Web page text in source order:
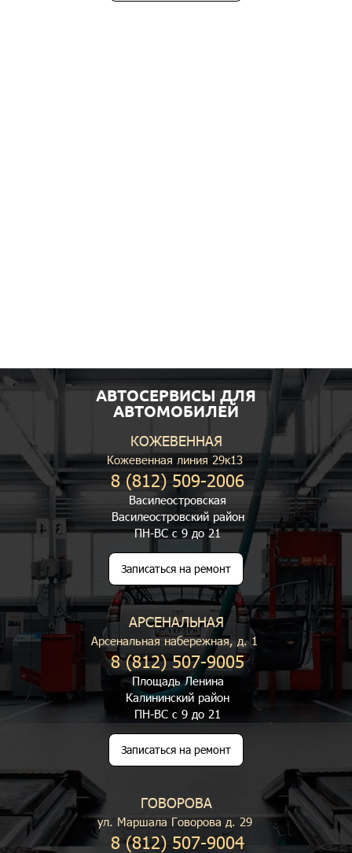
АВТОСЕРВИСЫ ДЛЯ
АВТОМОБИЛЕЙ
КОЖЕВЕННАЯ
Кожевенная линия 29к13
8 (812) 509-2006
Василеостровская
Василеостровский район
ПН-ВС с 9 до 21
Записаться на ремонт
АРСЕНАЛЬНАЯ
Арсенальная набережная, д. 1
8 (812) 507-9005
Площадь Ленина
Калининский район
ПН-ВС с 9 до 21
Записаться на ремонт
ГОВОРОВА
ул. Маршала Говорова д. 29
8 (812) 507-9004